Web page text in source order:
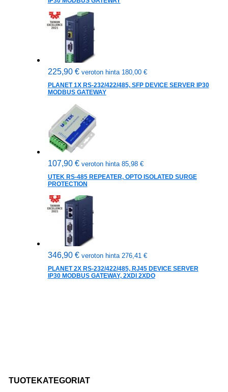
TUOTEKATEGORIAT
225,90 € veroton hinta 180,00 €
PLANET 1X RS-232/422/485, SFP DEVICE SERVER IP30
MODBUS GATEWAY
107,90 € veroton hinta 85,98 €
UTEK RS-485 REPEATER, OPTO ISOLATED SURGE
PROTECTION
346,90 € veroton hinta 276,41 €
PLANET 2X RS-232/422/485, RJ45 DEVICE SERVER
IP30 MODBUS GATEWAY, 2XDI 2XDO